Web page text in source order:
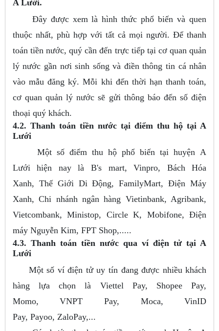
A Lưới.
Đây được xem là hình thức phổ biến và quen
thuộc nhất, phù hợp với tất cả mọi người. Để thanh
toán tiền nước, quý cần đến trực tiếp tại cơ quan quản
lý nước gần nơi sinh sống và điền thông tin cá nhân
vào mẫu đăng ký. Mỗi khi đến thời hạn thanh toán,
cơ quan quản lý nước sẽ gửi thông báo đến số điện
thoại quý khách.
4.2. Thanh toán tiền nước tại điểm thu hộ tại A
Lưới
Một số điểm thu hộ phổ biến tại huyện A
Lưới hiện nay là B's mart, Vinpro, Bách Hóa
Xanh, Thế Giới Di Động, FamilyMart, Điện Máy
Xanh, Chi nhánh ngân hàng Vietinbank, Agribank,
Vietcombank, Ministop, Circle K, Mobifone, Điện
máy Nguyễn Kim, FPT Shop,.....
4.3. Thanh toán tiền nước qua ví điện tử tại A
Lưới
Một số ví điện tử uy tín đang được nhiều khách
hàng lựa chọn là Viettel Pay, Shopee Pay,
Momo, VNPT Pay, Moca, VinID
Pay, Payoo, ZaloPay,...